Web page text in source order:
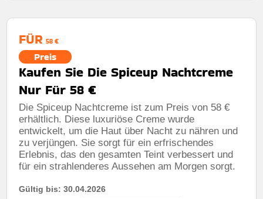
FÜR 58 €
Preis
Kaufen Sie Die Spiceup Nachtcreme
Nur Für 58 €
Die Spiceup Nachtcreme ist zum Preis von 58 €
erhältlich. Diese luxuriöse Creme wurde
entwickelt, um die Haut über Nacht zu nähren und
zu verjüngen. Sie sorgt für ein erfrischendes
Erlebnis, das den gesamten Teint verbessert und
für ein strahlenderes Aussehen am Morgen sorgt.
Gültig bis: 30.04.2026